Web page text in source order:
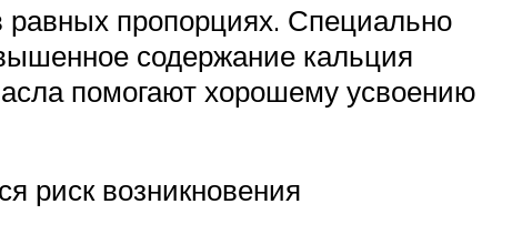
равных пропорциях. Специально
содержание кальция
помогают хорошему усвоению
риск возникновения